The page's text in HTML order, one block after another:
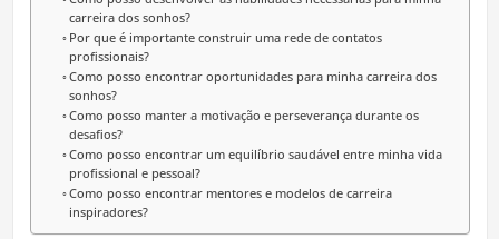
carreira dos sonhos?
Por que é importante construir uma rede de contatos
profissionais?
Como posso encontrar oportunidades para minha carreira dos
sonhos?
Como posso manter a motivação e perseverança durante os
desafios?
Como posso encontrar um equilíbrio saudável entre minha vida
profissional e pessoal?
Como posso encontrar mentores e modelos de carreira
inspiradores?